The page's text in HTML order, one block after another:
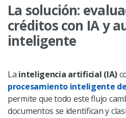
La solución:
créditos con IA y
inteligente
La inteligencia artificial (IA)
procesamiento inteligente
permite que todo este flujo
documentos se identifican y